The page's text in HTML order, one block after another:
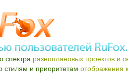
спектра разноплановых проектов и
стилям и приоритетам отображения